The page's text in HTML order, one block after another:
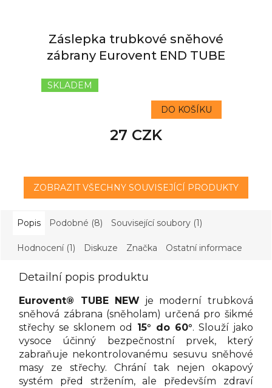
Záslepka trubkové sněhové
zábrany Eurovent END TUBE
SKLADEM
27 CZK
DO KOŠÍKU
ZOBRAZIT VŠECHNY SOUVISEJÍCÍ PRODUKTY
Popis Podobné (8) Související soubory (1)
Hodnocení (1) Diskuze Značka Ostatní informace
Detailní popis produktu
Eurovent® TUBE NEW je moderní trubková
sněhová zábrana (sněholam) určená pro šikmé
střechy se sklonem od
15° do 60°. Slouží jako
vysoce účinný bezpečnostní prvek, který
zabraňuje nekontrolovanému sesuvu sněhové
masy ze střechy. Chrání tak nejen okapový
systém před stržením, ale především zdraví